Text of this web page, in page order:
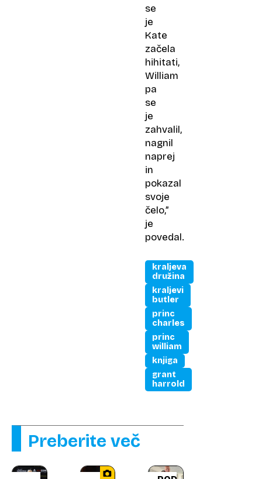
se
je
Kate
začela
hihitati,
William
pa
se
je
zahvalil,
nagnil
naprej
in
pokazal
svoje
čelo,”
je
povedal.
kraljeva
družina
kraljevi
butler
princ
charles
princ
william
knjiga
grant
harrold
Preberite več